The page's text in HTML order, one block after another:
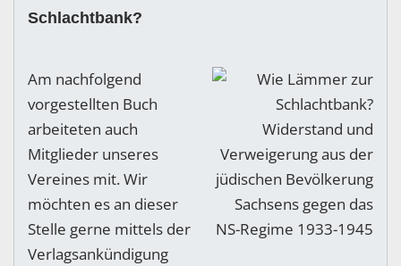
Schlachtbank?
Am nachfolgend
vorgestellten Buch
arbeiteten auch
Mitglieder unseres
Vereines mit. Wir
möchten es an dieser
Stelle gerne mittels der
Verlagsankündigung